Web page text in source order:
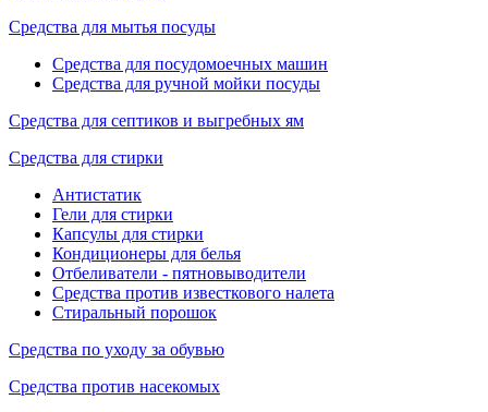
Средства для мытья посуды
Средства для посудомоечных машин
Средства для ручной мойки посуды
Средства для септиков и выгребных ям
Средства для стирки
Антистатик
Гели для стирки
Капсулы для стирки
Кондиционеры для белья
Отбеливатели - пятновыводители
Средства против известкового налета
Стиральный порошок
Средства по уходу за обувью
Средства против насекомых